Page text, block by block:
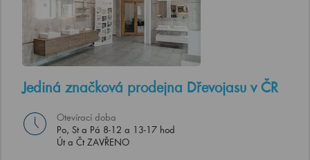
Jediná značková prodejna Dřevojasu v ČR
Otevírací doba
Po, St a Pá 8-12 a 13-17 hod
Út a Čt ZAVŘENO